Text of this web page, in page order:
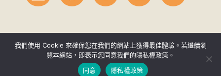
© 財團法人自然保育與環境資訊基金會 2026. All Rights
我們使用 Cookie 來確保您在我們的網站上獲得最佳體驗。若繼續瀏
覽本網站，即表示您同意我們的隱私權政策。
同意
隱私權政策